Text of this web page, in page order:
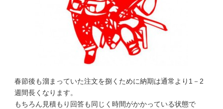
春節後も溜まっていた注文を捌くために納期は通常より1－2
週間長くなります。
もちろん見積もり回答も同じく時間がかかっている状態で